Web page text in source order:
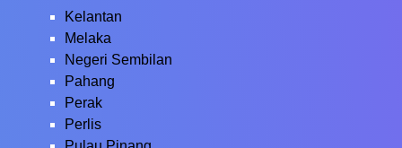
Kelantan
Melaka
Negeri Sembilan
Pahang
Perak
Perlis